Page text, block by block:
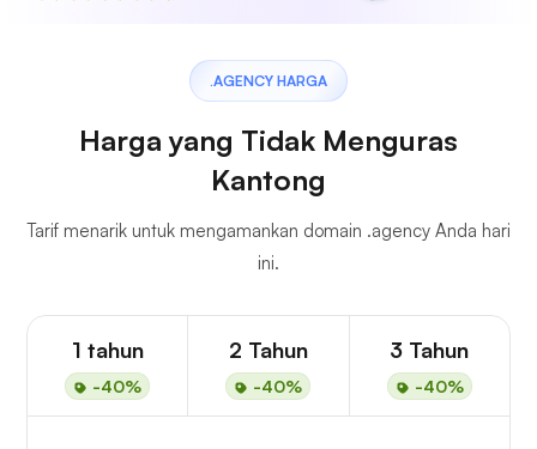
.AGENCY HARGA
Harga yang Tidak Menguras
Kantong
Tarif menarik untuk mengamankan domain .agency Anda hari
ini.
1 tahun
-40%
2 Tahun
-40%
3 Tahun
-40%